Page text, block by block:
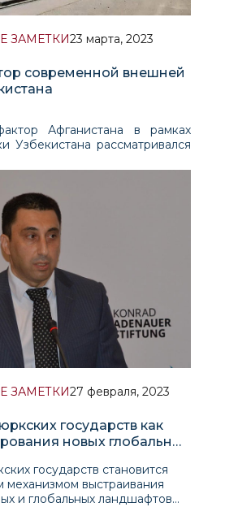
ЗАМЕТКИ23 марта, 2023
современной внешней
Афганистана в рамках
Узбекистана рассматривался
безопасности.
во второй половине 2016
ЗАМЕТКИ27 февраля, 2023
государств как
новых глобальных
государств становится
выстраивания
и глобальных ландшафтов